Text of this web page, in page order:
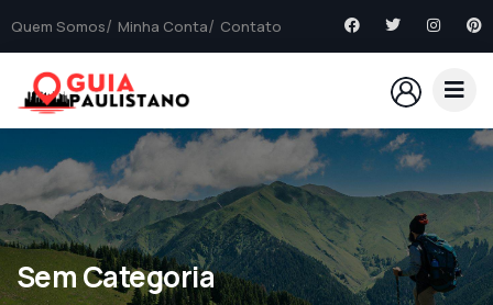
Quem Somos Minha Conta Contato
Sem Categoria